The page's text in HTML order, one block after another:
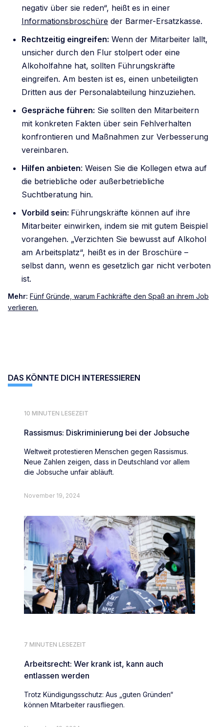
negativ über sie reden“, heißt es in einer
Informationsbroschüre der Barmer-Ersatzkasse.
Rechtzeitig eingreifen: Wenn der Mitarbeiter lallt,
unsicher durch den Flur stolpert oder eine
Alkoholfahne hat, sollten Führungskräfte
eingreifen. Am besten ist es, einen unbeteiligten
Dritten aus der Personalabteilung hinzuziehen.
Gespräche führen: Sie sollten den Mitarbeitern
mit konkreten Fakten über sein Fehlverhalten
konfrontieren und Maßnahmen zur Verbesserung
vereinbaren.
Hilfen anbieten: Weisen Sie die Kollegen etwa auf
die betriebliche oder außerbetriebliche
Suchtberatung hin.
Vorbild sein: Führungskräfte können auf ihre
Mitarbeiter einwirken, indem sie mit gutem Beispiel
vorangehen. „Verzichten Sie bewusst auf Alkohol
am Arbeitsplatz“, heißt es in der Broschüre –
selbst dann, wenn es gesetzlich gar nicht verboten
ist.
Mehr: Fünf Gründe, warum Fachkräfte den Spaß an ihrem Job
verlieren.
DAS KÖNNTE DICH INTERESSIEREN
10 MINUTEN LESEZEIT
Rassismus: Diskriminierung bei der Jobsuche
Weltweit protestieren Menschen gegen Rassismus.
Neue Zahlen zeigen, dass in Deutschland vor allem
die Jobsuche unfair abläuft.
November 19, 2024
7 MINUTEN LESEZEIT
Arbeitsrecht: Wer krank ist, kann auch
entlassen werden
Trotz Kündigungsschutz: Aus „guten Gründen“
können Mitarbeiter rausfliegen.